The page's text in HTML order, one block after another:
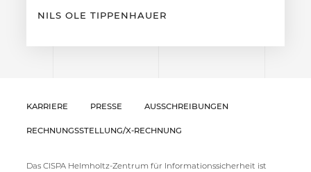
NILS OLE TIPPENHAUER
KARRIERE PRESSE AUSSCHREIBUNGEN
RECHNUNGSSTELLUNG/X-RECHNUNG
Das CISPA Helmholtz-Zentrum für Informationssicherheit ist